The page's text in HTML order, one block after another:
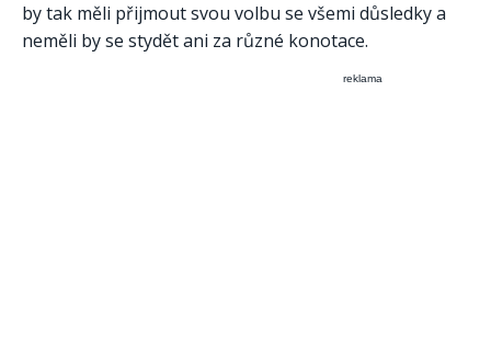
by tak měli přijmout svou volbu se všemi důsledky a
neměli by se stydět ani za různé konotace.
reklama